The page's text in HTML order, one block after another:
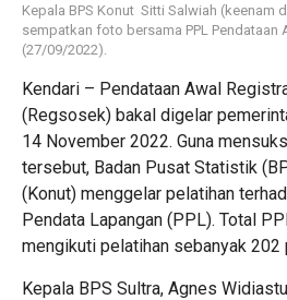
Kepala BPS Konut Sitti Salwiah (keenam
sempatkan foto bersama PPL Pendataan
(27/09/2022).
Kendari – Pendataan Awal
(Regsosek) bakal digelar
14 November 2022. Guna
tersebut, Badan Pusat Statistik
(Konut) menggelar pelatihan
Pendata Lapangan (PPL). Total
mengikuti pelatihan sebanyak 202
Kepala BPS Sultra, Agnes